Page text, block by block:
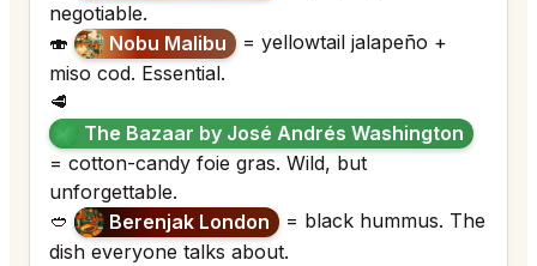
negotiable.
🍣
Nobu Malibu
= yellowtail jalapeño +
miso cod. Essential.
🥩
The Bazaar by José Andrés Washington
= cotton-candy foie gras. Wild, but
unforgettable.
🥙
Berenjak London
= black hummus. The
dish everyone talks about.